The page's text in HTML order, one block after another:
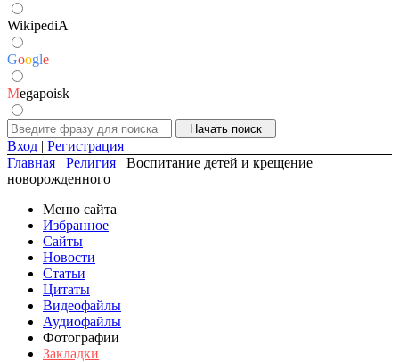
WikipediA
Google
Megapoisk
Вход | Регистрация
Главная
Религия
Воспитание детей и крещение
новорожденного
Меню сайта
Избранное
Сайты
Новости
Статьи
Цитаты
Видеофайлы
Аудиофайлы
Фотографии
Закладки